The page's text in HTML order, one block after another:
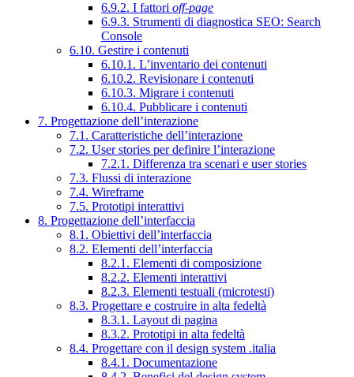
6.9.2. I fattori off-page
6.9.3. Strumenti di diagnostica SEO: Search
Console
6.10. Gestire i contenuti
6.10.1. L’inventario dei contenuti
6.10.2. Revisionare i contenuti
6.10.3. Migrare i contenuti
6.10.4. Pubblicare i contenuti
7. Progettazione dell’interazione
7.1. Caratteristiche dell’interazione
7.2. User stories per definire l’interazione
7.2.1. Differenza tra scenari e user stories
7.3. Flussi di interazione
7.4. Wireframe
7.5. Prototipi interattivi
8. Progettazione dell’interfaccia
8.1. Obiettivi dell’interfaccia
8.2. Elementi dell’interfaccia
8.2.1. Elementi di composizione
8.2.2. Elementi interattivi
8.2.3. Elementi testuali (microtesti)
8.3. Progettare e costruire in alta fedeltà
8.3.1. Layout di pagina
8.3.2. Prototipi in alta fedeltà
8.4. Progettare con il design system .italia
8.4.1. Documentazione